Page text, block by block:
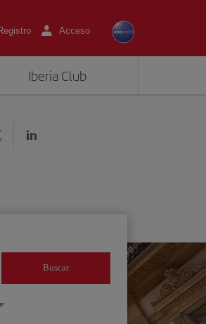
Acceso
Iberia Club
Buscar